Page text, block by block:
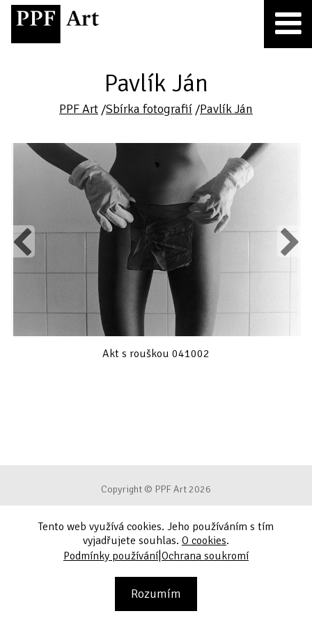
Pavlík Ján
PPF Art /Sbírka fotografií /Pavlík Ján
Previous
Akt s rouškou 041002
Next
Copyright © PPF Art 2026
Podmínky používání
Ochrana soukromí
Tento web využívá cookies. Jeho používáním s tím
vyjadřujete souhlas. O cookies.
Podmínky používání|Ochrana soukromí
Rozumím